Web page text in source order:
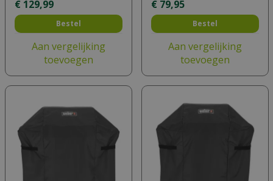
€ 129,99
Bestel
Aan vergelijking
toevoegen
€ 79,95
Bestel
Aan vergelijking
toevoegen